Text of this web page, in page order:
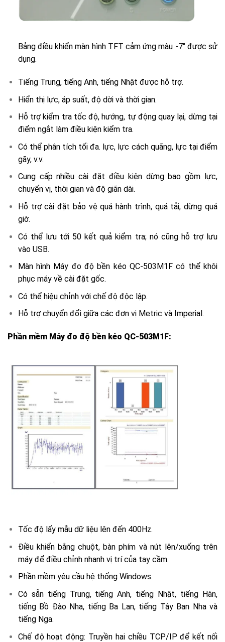
Bảng điều khiển màn hình TFT cảm ứng màu -7″ được sử
dụng.
Tiếng Trung, tiếng Anh, tiếng Nhật được hỗ trợ.
Hiển thị lực, áp suất, độ dời và thời gian.
Hỗ trợ kiểm tra tốc độ, hướng, tự động quay lại, dừng tại
điểm ngắt làm điều kiện kiểm tra.
Có thể phân tích tối đa. lực, lực cách quãng, lực tại điểm
gãy, v.v.
Cung cấp nhiều cài đặt điều kiện dừng bao gồm lực,
chuyển vị, thời gian và độ giãn dài.
Hỗ trợ cài đặt bảo vệ quá hành trình, quá tải, dừng quá
giờ.
Có thể lưu tới 50 kết quả kiểm tra; nó cũng hỗ trợ lưu
vào USB.
Màn hình Máy đo độ bền kéo QC-503M1F có thể khôi
phục máy về cài đặt gốc.
Có thể hiệu chỉnh với chế độ độc lập.
Hỗ trợ chuyển đổi giữa các đơn vị Metric và Imperial.
Phần mềm Máy đo độ bền kéo QC-503M1F:
Tốc độ lấy mẫu dữ liệu lên đến 400Hz.
Điều khiển bằng chuột, bàn phím và nút lên/xuống trên
máy để điều chỉnh nhanh vị trí của tay cầm.
Phần mềm yêu cầu hệ thống Windows.
Có sẵn tiếng Trung, tiếng Anh, tiếng Nhật, tiếng Hàn,
tiếng Bồ Đào Nha, tiếng Ba Lan, tiếng Tây Ban Nha và
tiếng Nga.
Chế độ hoạt động: Truyền hai chiều TCP/IP để kết nối